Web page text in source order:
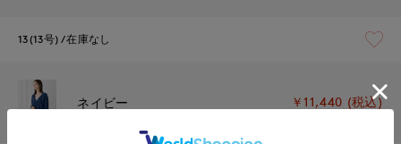
13(13号) 在庫なし
ネイビー ￥11,440 (税込)